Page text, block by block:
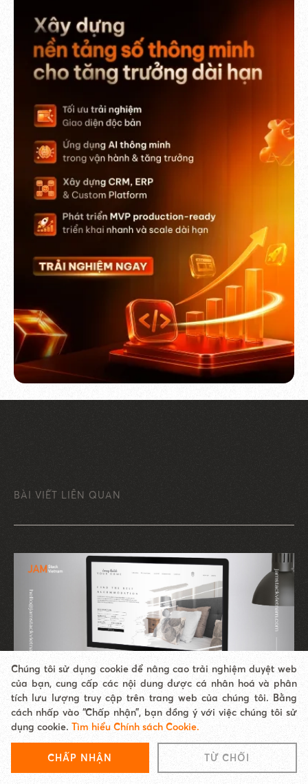
BÀI VIẾT LIÊN QUAN
THIẾT KẾ WEBSITE
Thiết kế website nội thất chuyên nghiệp, chuẩn
Nhanh tay tìm hiểu ngay dịch vụ thiết kế website nội
Chúng tôi sử dụng cookie để nâng cao trải nghiệm duyệt web
của bạn, cung cấp các nội dung được cá nhân hoá và phân
tích lưu lượng truy cập trên trang web của chúng tôi. Bằng
cách nhấp vào “Chấp nhận”, bạn đồng ý với việc chúng tôi sử
dụng cookie. Tìm hiểu Chính sách Cookie.
CHẤP NHẬN TỪ CHỐI